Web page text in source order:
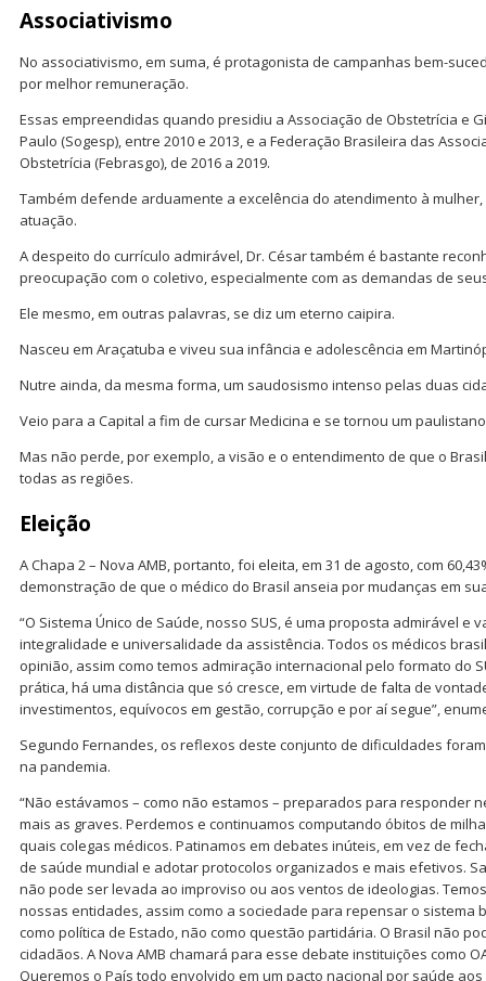
Associativismo
No associativismo, em suma, é protagonista de campanhas bem-
por melhor remuneração.
Essas empreendidas quando presidiu a Associação de Obstetrícia e
Paulo (Sogesp), entre 2010 e 2013, e a Federação Brasileira das
Obstetrícia (Febrasgo), de 2016 a 2019.
Também defende arduamente a excelência do atendimento à
atuação.
A despeito do currículo admirável, Dr. César também é bastante
preocupação com o coletivo, especialmente com as demandas de
Ele mesmo, em outras palavras, se diz um eterno caipira.
Nasceu em Araçatuba e viveu sua infância e adolescência em
Nutre ainda, da mesma forma, um saudosismo intenso pelas duas
Veio para a Capital a fim de cursar Medicina e se tornou um
Mas não perde, por exemplo, a visão e o entendimento de que o
todas as regiões.
Eleição
A Chapa 2 – Nova AMB, portanto, foi eleita, em 31 de agosto, com
demonstração de que o médico do Brasil anseia por mudanças em
“O Sistema Único de Saúde, nosso SUS, é uma proposta admirável e
integralidade e universalidade da assistência. Todos os médicos
opinião, assim como temos admiração internacional pelo formato do
prática, há uma distância que só cresce, em virtude de falta de
investimentos, equívocos em gestão, corrupção e por aí segue”,
Segundo Fernandes, os reflexos deste conjunto de dificuldades
na pandemia.
“Não estávamos – como não estamos – preparados para responder
mais as graves. Perdemos e continuamos computando óbitos de
quais colegas médicos. Patinamos em debates inúteis, em vez de
de saúde mundial e adotar protocolos organizados e mais efetivos.
não pode ser levada ao improviso ou aos ventos de ideologias.
nossas entidades, assim como a sociedade para repensar o sistema
como política de Estado, não como questão partidária. O Brasil não
cidadãos. A Nova AMB chamará para esse debate instituições como
Queremos o País todo envolvido em um pacto nacional por saúde